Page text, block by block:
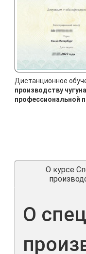
Дистанционное
производству чугуна
профессиональной
О курсе
О